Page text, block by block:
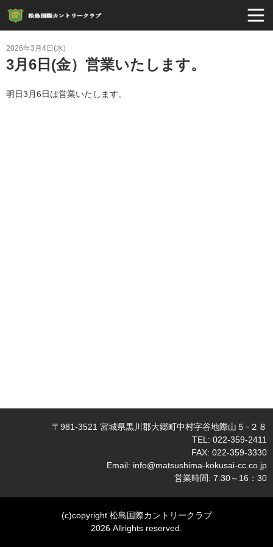
2026年3月4日(水)
3月6日(金）営業いたします。
明日3月6日は営業いたします。
〒981-3521 宮城県黒川郡大郷町中村字谷地際山５−２８
TEL: 022-359-2411
FAX: 022-359-3330
Email: info@matsushima-kokusai-cc.co.jp
営業時間: 7:30～16：30
(c)copyright 松島国際カントリークラブ
2026 Allrights reserved.